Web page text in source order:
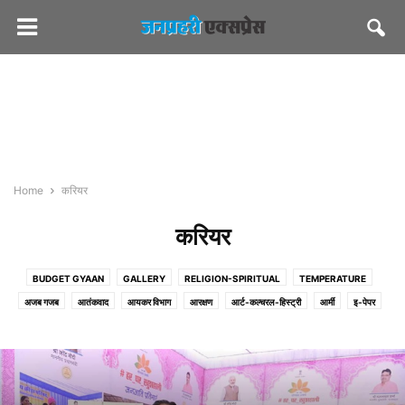
Home करियर
करियर
BUDGET GYAAN GALLERY RELIGION-SPIRITUAL TEMPERATURE
अजब गजब आतंकवाद आयकर विभाग आरक्षण आर्ट-कल्चरल-हिस्ट्री आर्मी इ-पेपर
कल्चरल कोर्ट क्राइम खबरों की खबर खाना खजाना खिलाफ चुनाव आयोग
जनप्रहरी एक्सप्रेस जनप्रहरी लेटेस्ट जलदाय जोक्स ज्योतिष टूरिज्म डेयरी
तीसरा मोर्चा दिवाली दुर्घटना-हादसे देश/विदेश धर्म-अध्यात्म परिवहन पीडब्ल्यूडी